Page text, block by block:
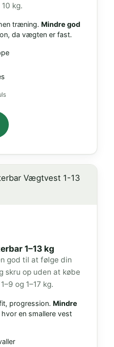
kg.
træning. Mindre god
da vægten er fast.
1–13 kg
god til at følge din
op uden at købe
og 1–17 kg.
progression. Mindre
en smallere vest